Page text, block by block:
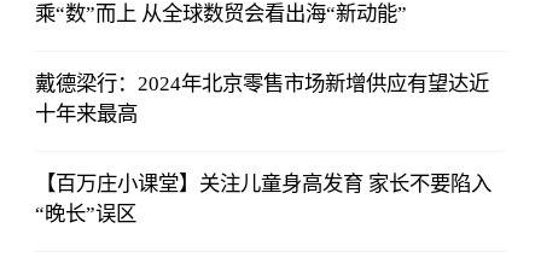
乘“数”而上 从全球数贸会看出海“新动能”
戴德梁行：2024年北京零售市场新增供应有望达近
十年来最高
【百万庄小课堂】关注儿童身高发育 家长不要陷入
“晚长”误区